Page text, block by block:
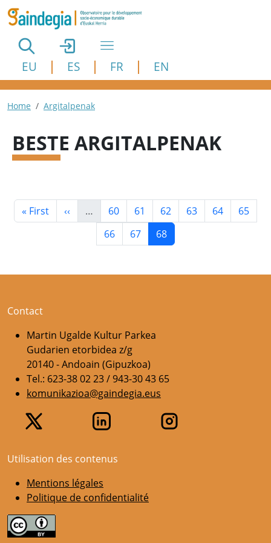
Aller au contenu principal
EU ES FR EN
Fil d'Ariane
Home Argitalpenak
BESTE ARGITALPENAK
Pagination
Première page
« First Page précédente
‹‹ … Page
60 Page
61 Page
62 Page
63 Page
64 Page
65
Page
66 Page
67 Page courante
68
Contact
Martin Ugalde Kultur Parkea
Gudarien etorbidea z/g
20140 - Andoain (Gipuzkoa)
Tel.: 623-38 02 23 / 943-30 43 65
komunikazioa@gaindegia.eus
Utilisation des contenus
Mentions légales
Politique de confidentialité